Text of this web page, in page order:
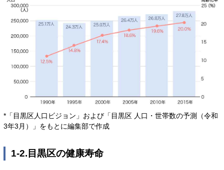
*「目黒区人口ビジョン」および「目黒区 人口・世帯数の予測（令和
3年3月）」をもとに編集部で作成
1-2.目黒区の健康寿命